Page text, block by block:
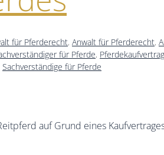
für Pferderecht, Anwalt für Pferderecht,
für Pferde, Pferdekaufvertrag
Sachverständige für Pferde
auf Grund eines